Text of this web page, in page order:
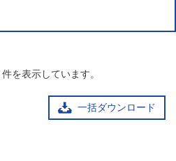
件を表示しています。
一括ダウンロード